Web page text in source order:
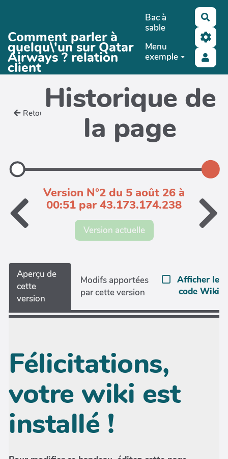
Comment parler à
quelqu\'un sur Qatar
Airways ? relation
client
Bac à
sable
Menu
exemple
Retour Historique de
la page
Version N°2 du 5 août 26 à
00:51 par 43.173.174.238
Version actuelle
Aperçu de
cette
version
Modifs apportées
par cette version
Afficher le
code Wiki